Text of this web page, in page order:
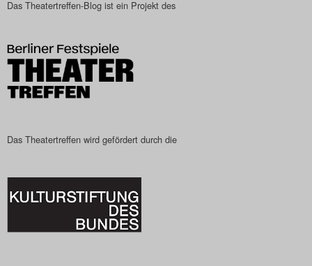
Das Theatertreffen-Blog
Das Theatertreffen-Blog
2025
Das Theatertreffen-Blog
Archiv
Das Theatertreffen-Blog ist ein Projekt des
Das Theatertreffen wird gefördert durch die